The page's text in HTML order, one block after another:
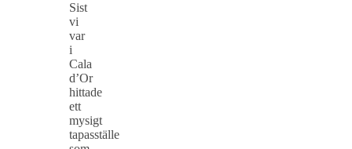
Sist
vi
var
i
Cala
d’Or
hittade
ett
mysigt
tapasställe